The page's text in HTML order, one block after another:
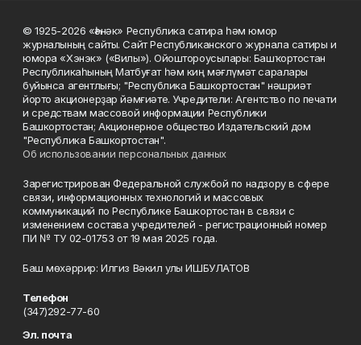
© 1925-2026 «Һәнәк» Республика сатира һәм юмор
журналының сайты. Сайт Республиканского журнала сатиры и
юмора «Хэнэк» («Вилы»). Ойоштороусылары: Башҡортостан
Республикаһының Матбуғат һәм киң мәғлүмәт саралары
буйынса агентлығы; "Республика Башкортостан" нәшриәт
йорто акционерҙар йәмғиәте. Учредители: Агентство по печати
и средствам массовой информации Республики
Башкортостан; Акционерное общество Издательский дом
"Республика Башкортостан".
Об использовании персональных данных
Зарегистрирован Федеральной службой по надзору в сфере
связи, информационных технологий и массовых
коммуникаций по Республике Башкортостан в связи с
изменением состава учредителей - регистрационный номер
ПИ № ТУ 02-01753 от 19 мая 2025 года.
Баш мөхәррир: Илгиз Вәкил улы ИШБУЛАТОВ
Телефон
(347)292-77-60
Эл. почта